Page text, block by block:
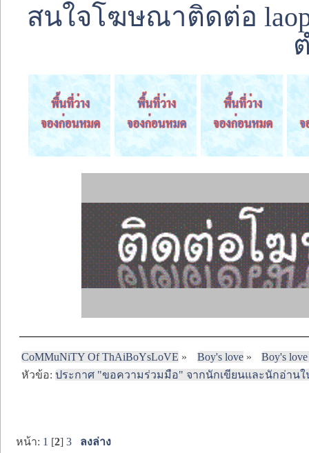
สนใจโฆษณาติดต่อ
CoMMuNiTY Of ThAiBoYsLoVE » Boy's love»
Boy's
หัวข้อ:ประกาศ "ขอความร่วมมือ" จากนักเขียนและนักอ่านใ
หน้า: 1 [2]3 ลงล่าง